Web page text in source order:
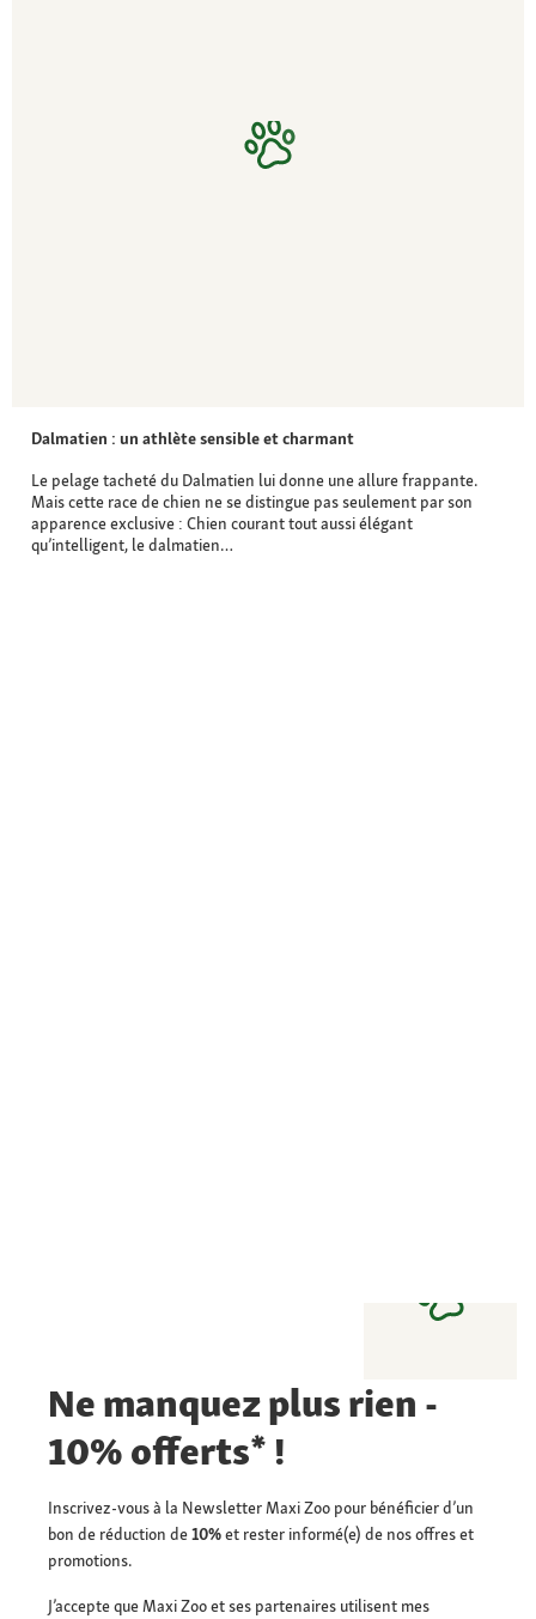
Dalmatien : un athlète sensible et charmant
Le pelage tacheté du Dalmatien lui donne une allure frappante.
Mais cette race de chien ne se distingue pas seulement par son
apparence exclusive : Chien courant tout aussi élégant
qu’intelligent, le dalmatien…
Ne manquez plus rien -
10% offerts* !
Inscrivez-vous à la Newsletter Maxi Zoo pour bénéficier d’un
bon de réduction de10%et rester informé(e) de nos offres et
promotions.
J’accepte que Maxi Zoo et ses partenaires utilisent mes